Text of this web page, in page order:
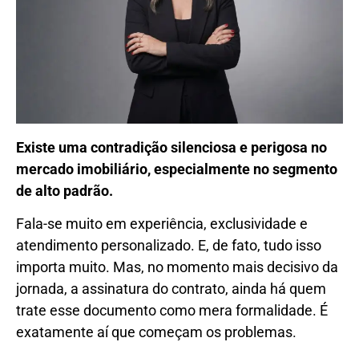
Existe uma contradição silenciosa e perigosa no
mercado imobiliário, especialmente no segmento
de alto padrão.
Fala-se muito em experiência, exclusividade e
atendimento personalizado. E, de fato, tudo isso
importa muito. Mas, no momento mais decisivo da
jornada, a assinatura do contrato, ainda há quem
trate esse documento como mera formalidade. É
exatamente aí que começam os problemas.